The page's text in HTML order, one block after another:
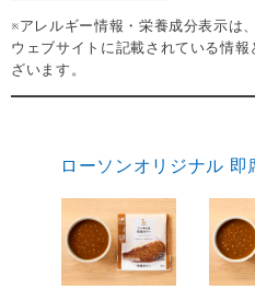
※アレルギー情報・栄養成分表示は
ウェブサイトに記載されている情
ざいます。
ローソンオリジナル